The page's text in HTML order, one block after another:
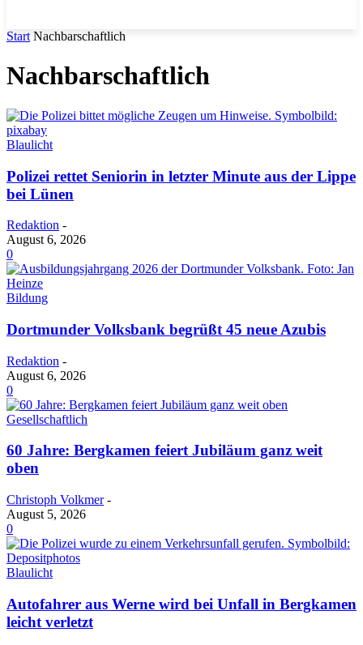
Start Nachbarschaftlich
Nachbarschaftlich
Blaulicht
Polizei rettet Seniorin in letzter Minute aus der Lippe
bei Lünen
Redaktion -
August 6, 2026
0
Bildung
Dortmunder Volksbank begrüßt 45 neue Azubis
Redaktion -
August 6, 2026
0
Gesellschaftlich
60 Jahre: Bergkamen feiert Jubiläum ganz weit
oben
Christoph Volkmer -
August 5, 2026
0
Blaulicht
Autofahrer aus Werne wird bei Unfall in Bergkamen
leicht verletzt